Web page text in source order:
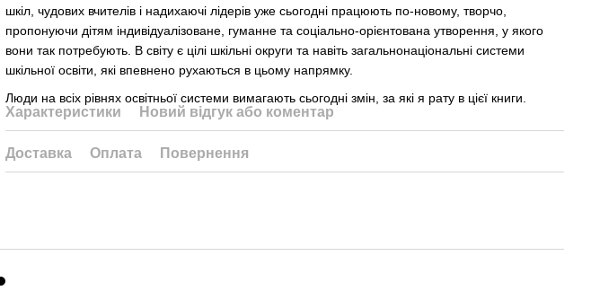
шкіл, чудових вчителів і надихаючі лідерів уже сьогодні працюють по-новому, творчо,
пропонуючи дітям індивідуалізоване, гуманне та соціально-орієнтована утворення, у якого
вони так потребують. В світу є цілі шкільні округи та навіть загальнонаціональні системи
шкільної освіти, які впевнено рухаються в цьому напрямку.
Люди на всіх рівнях освітньої системи вимагають сьогодні змін, за які я рату в цієї книги.
Характеристики Новий відгук або коментар
Доставка Оплата Повернення